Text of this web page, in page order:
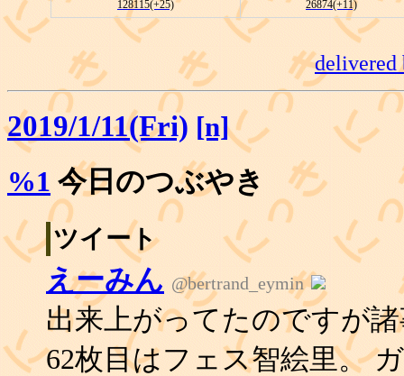
128115(+25) 26874(+11)
2019/1/11(Fri) [n]
%1 今日のつぶやき
ツイート
えーみん @bertrand_eymin
出来上がってたのですが
62枚目はフェス智絵里。